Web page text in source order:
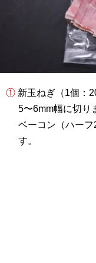
① 新玉ねぎ（1個：200g）は縦半分に切り、繊維に沿って
5〜6mm幅に切り
ベーコン（ハー
す。